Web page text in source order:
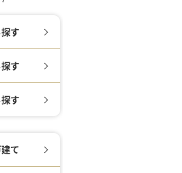
す
す
す
て